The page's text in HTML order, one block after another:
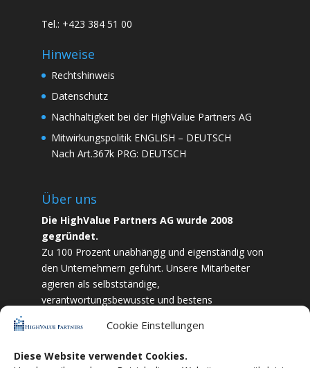
Cookie Einstellungen
Diese Website verwendet Cookies.
Tel.: +423 384 51 00
Hinweise
Rechtshinweis
Datenschutz
Nachhaltigkeit bei der HighValue Partners AG
Mitwirkungspolitik ENGLISH – DEUTSCH
Nach Art.367k PRG: DEUTSCH
Über uns
Die HighValue Partners AG wurde 2008
gegründet.
Zu 100 Prozent unabhängig und eigenständig von
den Unternehmern geführt. Unsere Mitarbeiter
agieren als selbstständige,
verantwortungsbewusste und bestens
und Zielstrebigkeit sind wir bestrebt das